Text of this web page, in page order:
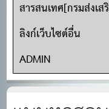
สารสนเทศ[กรมส่งเส
ลิงก์เว็บไซต์อื่น
ADMIN